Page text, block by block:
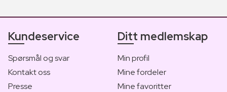
Kundeservice
Spørsmål og svar
Kontakt oss
Presse
Ditt medlemskap
Min profil
Mine fordeler
Mine favoritter